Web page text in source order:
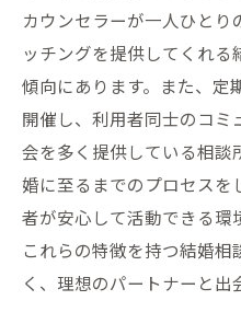
成婚率を高める
イベント参加時
イベントでの出
成功体験に基づ
イベント後のフ
イベントでの人
結婚相談所の成婚率
カウンセラーが一人ひと
ッチングを提供してくれ
傾向にあります。また、定
開催し、利用者同士のコ
会を多く提供している相談
婚に至るまでのプロセスを
者が安心して活動できる環
これらの特徴を持つ結婚
く、理想のパートナーと出